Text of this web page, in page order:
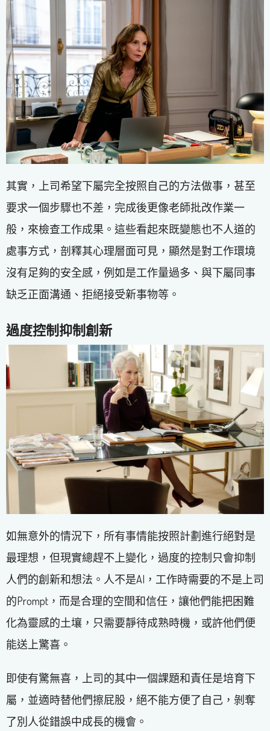
其實，上司希望下屬完全按照自己的方法做事，甚至
要求一個步驟也不差，完成後更像老師批改作業一
般，來檢查工作成果。這些看起來既變態也不人道的
處事方式，剖釋其心理層面可見，顯然是對工作環境
沒有足夠的安全感，例如是工作量過多、與下屬同事
缺乏正面溝通、拒絕接受新事物等。
過度控制抑制創新
如無意外的情況下，所有事情能按照計劃進行絕對是
最理想，但現實總趕不上變化，過度的控制只會抑制
人們的創新和想法。人不是AI，工作時需要的不是上司
的Prompt，而是合理的空間和信任，讓他們能把困難
化為靈感的土壤，只需要靜待成熟時機，或許他們便
能送上驚喜。
即使有驚無喜，上司的其中一個課題和責任是培育下
屬，並適時替他們擦屁股，絕不能方便了自己，剝奪
了別人從錯誤中成長的機會。